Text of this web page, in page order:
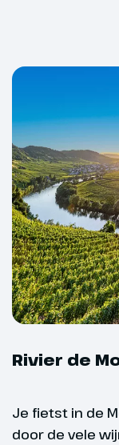
Rivier de
Je fietst in de
door de vele